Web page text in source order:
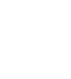
Ein
deine
Backlink.